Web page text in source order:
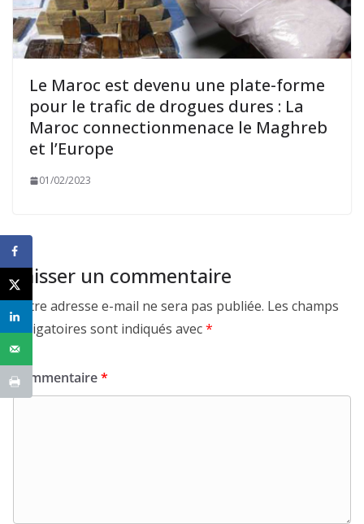
Le Maroc est devenu une plate-forme
pour le trafic de drogues dures : La
Maroc connectionmenace le Maghreb
et l’Europe
01/02/2023
Laisser un commentaire
Votre adresse e-mail ne sera pas publiée. Les champs
obligatoires sont indiqués avec*
Commentaire*